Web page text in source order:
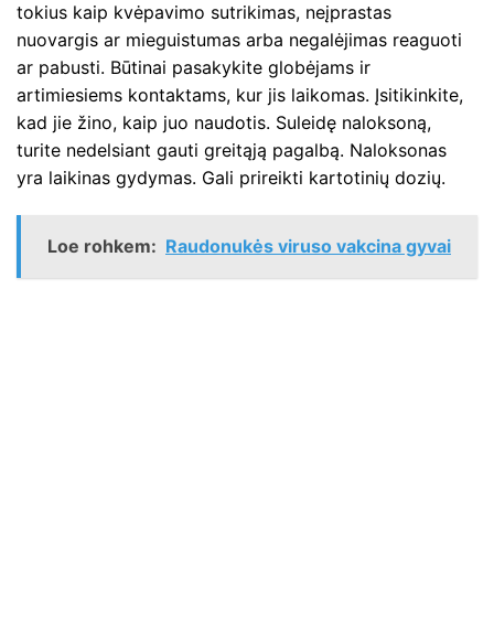
tokius kaip kvėpavimo sutrikimas, neįprastas
nuovargis ar mieguistumas arba negalėjimas reaguoti
ar pabusti. Būtinai pasakykite globėjams ir
artimiesiems kontaktams, kur jis laikomas. Įsitikinkite,
kad jie žino, kaip juo naudotis. Suleidę naloksoną,
turite nedelsiant gauti greitąją pagalbą. Naloksonas
yra laikinas gydymas. Gali prireikti kartotinių dozių.
Loe rohkem: Raudonukės viruso vakcina gyvai